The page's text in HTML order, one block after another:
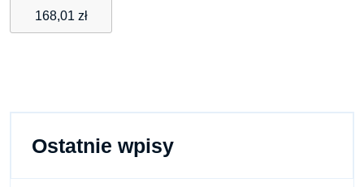
168,01 zł
Ostatnie wpisy